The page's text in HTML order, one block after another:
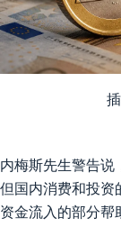
内梅斯先生警告说
但国内消费和投资
资金流入的部分帮